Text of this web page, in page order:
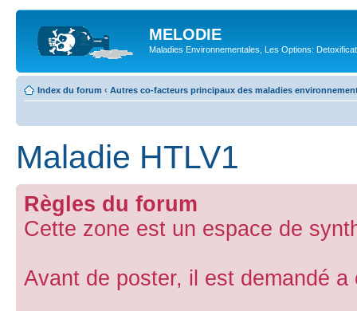
MELODIE
Maladies Environnementales, Les Options:
Index du forum ‹ Autres co-facteurs principaux des maladies
Maladie HTLV1
Règles du forum
Cette zone est un espace de
Avant de poster, il est demandé a